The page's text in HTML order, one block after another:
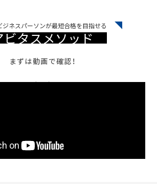
ジネスパーソンが最短合格を目指せる
ビタスメソッド
まずは動画で確認！